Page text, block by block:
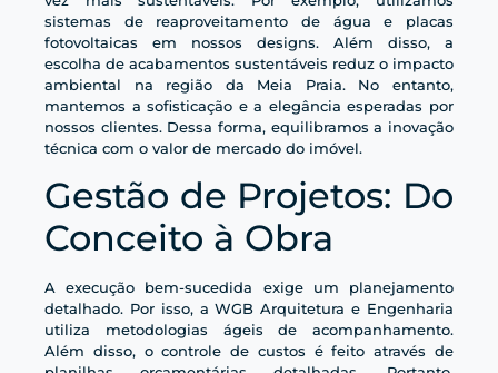
sistemas de reaproveitamento de água e placas
fotovoltaicas em nossos designs. Além disso, a
escolha de acabamentos sustentáveis reduz o impacto
ambiental na região da Meia Praia. No entanto,
mantemos a sofisticação e a elegância esperadas por
nossos clientes. Dessa forma, equilibramos a inovação
técnica com o valor de mercado do imóvel.
Gestão de Projetos: Do
Conceito à Obra
A execução bem-sucedida exige um planejamento
detalhado. Por isso, a WGB Arquitetura e Engenharia
utiliza metodologias ágeis de acompanhamento.
Além disso, o controle de custos é feito através de